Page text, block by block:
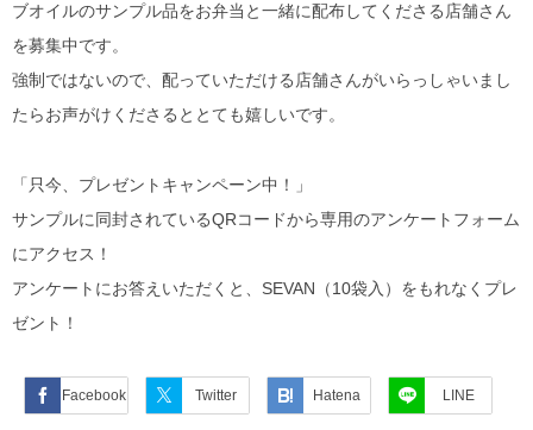
ブオイルのサンプル品をお弁当と一緒に配布してくださる店舗さん
を募集中です。
強制ではないので、配っていただける店舗さんがいらっしゃいまし
たらお声がけくださるととても嬉しいです。
「只今、プレゼントキャンペーン中！」
サンプルに同封されているQRコードから専用のアンケートフォーム
にアクセス！
アンケートにお答えいただくと、SEVAN（10袋入）をもれなくプレ
ゼント！
Facebook Twitter Hatena LINE